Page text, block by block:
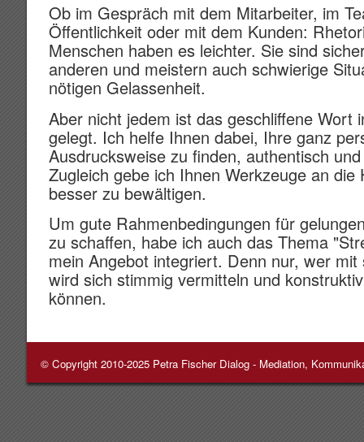
Ob im Gespräch mit dem Mitarbeiter, im
Öffentlichkeit oder mit dem Kunden:
Menschen haben es leichter. Sie sind
anderen und meistern auch schwierige
nötigen Gelassenheit.
Aber nicht jedem ist das geschliffene Wort
gelegt. Ich helfe Ihnen dabei, Ihre ganz
Ausdrucksweise zu finden, authentisch
Zugleich gebe ich Ihnen Werkzeuge an die
besser zu bewältigen.
Um gute Rahmenbedingungen für
zu schaffen, habe ich auch das Thema
mein Angebot integriert. Denn nur, wer mit
wird sich stimmig vermitteln und
können.
© Copyright 2010-2025 Petra Fischer Dialog - Mediation,